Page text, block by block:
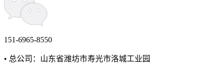
151-6965-8550
• 总公司：山东省潍坊市寿光市洛城工业园